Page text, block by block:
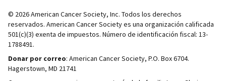
© 2026 American Cancer Society, Inc. Todos los derechos
reservados. American Cancer Society es una organización calificada
501(c)(3) exenta de impuestos. Número de identificación fiscal: 13-
1788491.
Donar por correo: American Cancer Society, P.O. Box 6704.
Hagerstown, MD 21741